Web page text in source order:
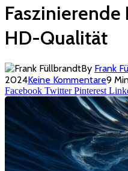
HD-Qualität
By Frank
2024Keine Kommentare9
Facebook Twitter Pinterest